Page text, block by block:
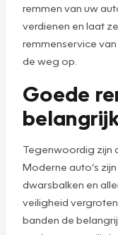
remmen van uw
verdienen en laat
remmenservice
de weg op.
Goede
Tegenwoordig zijn
Moderne auto’s
dwarsbalken en
veiligheid
banden de